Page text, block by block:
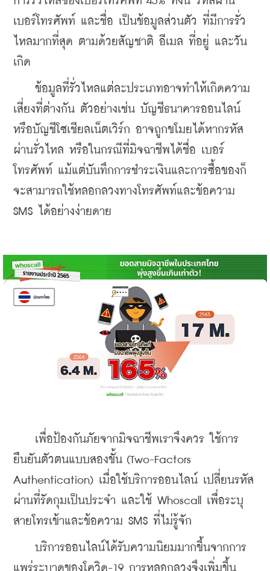
เบอร์โทรศัพท์ และชื่อ เป็นข้อมูลส่วนตัว ที่มีการรั่ว
ไหลมากที่สุด ตามด้วยสัญชาติ อีเมล ที่อยู่ และวัน
เกิด
ข้อมูลที่รั่วไหลแต่ละประเภทอาจทำให้เกิดความ
เสี่ยงที่ต่างกัน ตัวอย่างเช่น บัญชีธนาคารออนไลน์
หรือบัญชีโซเชียลเน็ตเวิร์ก อาจถูกขโมยได้หากรหัส
ผ่านรั่วไหล หรือในกรณีที่มิจฉาชีพได้ชื่อ เบอร์
โทรศัพท์ แม้แต่บันทึกการชำระเงินและการซื้อของก็
จะสามารถใช้หลอกลวงทางโทรศัพท์และข้อความ
SMS ได้อย่างง่ายดาย
เพื่อป้องกันภัยจากมิจฉาชีพเราจึงควร ใช้การ
ยืนยันตัวตนแบบสองขั้น (Two-Factors
Authentication) เมื่อใช้บริการออนไลน์ เปลี่ยนรหัส
ผ่านที่รัดกุมเป็นประจำ และใช้ Whoscall เพื่อระบุ
สายโทรเข้าและข้อความ SMS ที่ไม่รู้จัก
บริการออนไลน์ได้รับความนิยมมากขึ้นจากการ
แพร่ระบาดของโควิด-19 การหลอกลวงจึงเพิ่มขึ้น